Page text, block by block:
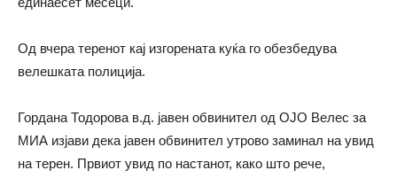
Од вчера теренот кај изгорената куќа го обезбедува
велешката полиција.
Гордана Тодорова в.д. јавен обвинител од ОЈО Велес за
МИА изјави дека јавен обвинител утрово заминал на увид
на терен. Првиот увид по настанот, како што рече,